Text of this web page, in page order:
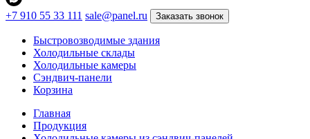
+7 910 55 33 111 sale@panel.ru Заказать звонок
Быстровозводимые здания
Холодильные склады
Холодильные камеры
Сэндвич-панели
Корзина
Главная
Продукция